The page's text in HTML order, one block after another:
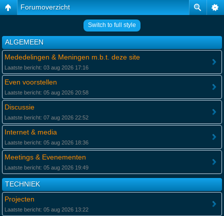
Forumoverzicht
Switch to full style
ALGEMEEN
Mededelingen & Meningen m.b.t. deze site
Laatste bericht: 03 aug 2026 17:16
Even voorstellen
Laatste bericht: 05 aug 2026 20:58
Discussie
Laatste bericht: 07 aug 2026 22:52
Internet & media
Laatste bericht: 05 aug 2026 18:36
Meetings & Evenementen
Laatste bericht: 05 aug 2026 19:49
TECHNIEK
Projecten
Laatste bericht: 05 aug 2026 13:22